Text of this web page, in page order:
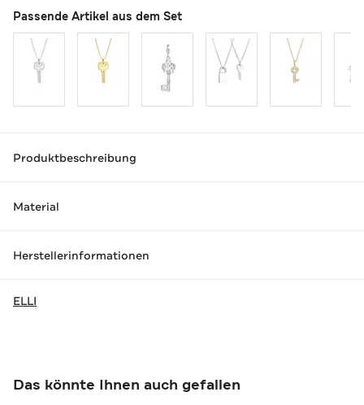
Passende Artikel aus dem Set
Produktbeschreibung
Material
Herstellerinformationen
ELLI
Das könnte Ihnen auch gefallen